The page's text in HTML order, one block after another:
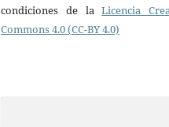
condiciones de laLicencia
Commons 4.0 (CC-BY 4.0)